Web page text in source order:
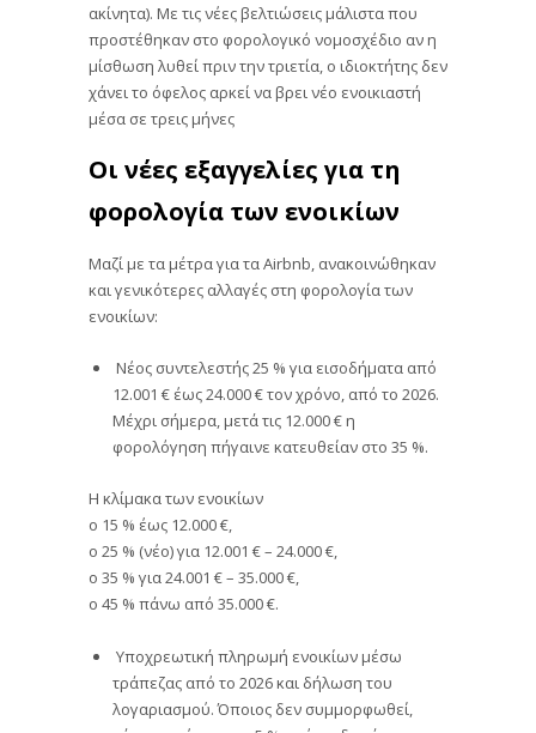
ακίνητα). Με τις νέες βελτιώσεις μάλιστα που
προστέθηκαν στο φορολογικό νομοσχέδιο αν η
μίσθωση λυθεί πριν την τριετία, ο ιδιοκτήτης δεν
χάνει το όφελος αρκεί να βρει νέο ενοικιαστή
μέσα σε τρεις μήνες
Οι νέες εξαγγελίες για τη
φορολογία των ενοικίων
Μαζί με τα μέτρα για τα Airbnb, ανακοινώθηκαν
και γενικότερες αλλαγές στη φορολογία των
ενοικίων:
Νέος συντελεστής 25 % για εισοδήματα από
12.001 € έως 24.000 € τον χρόνο, από το 2026.
Μέχρι σήμερα, μετά τις 12.000 € η
φορολόγηση πήγαινε κατευθείαν στο 35 %.
Η κλίμακα των ενοικίων
o 15 % έως 12.000 €,
o 25 % (νέο) για 12.001 € – 24.000 €,
o 35 % για 24.001 € – 35.000 €,
o 45 % πάνω από 35.000 €.
Υποχρεωτική πληρωμή ενοικίων μέσω
τράπεζας από το 2026 και δήλωση του
λογαριασμού. Όποιος δεν συμμορφωθεί,